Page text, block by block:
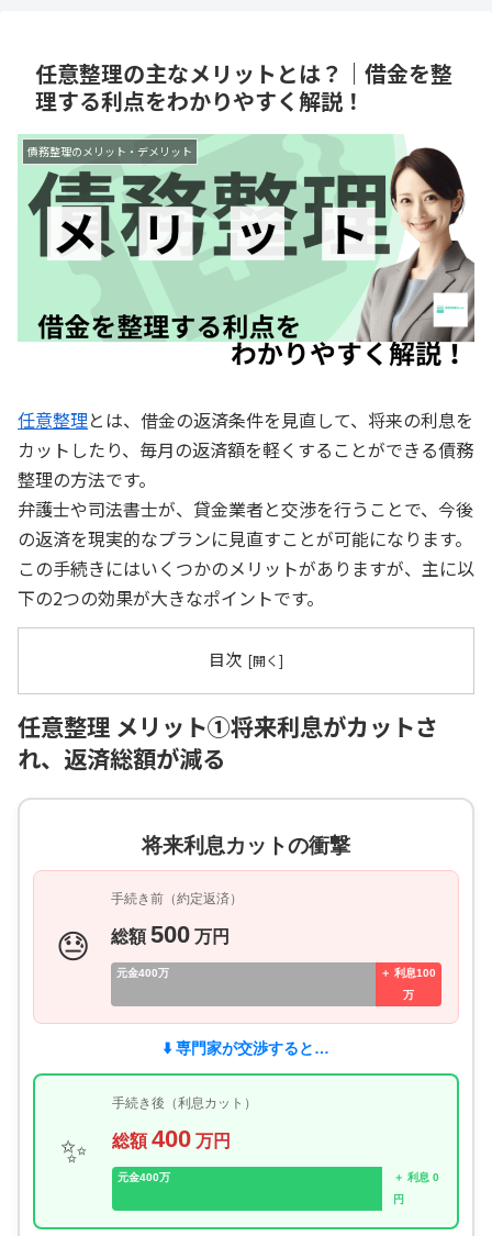
任意整理の主なメリットとは？｜借金を整
理する利点をわかりやすく解説！
債務整理のメリット・デメリット
任意整理とは、借金の返済条件を見直して、将来の利息を
カットしたり、毎月の返済額を軽くすることができる債務
整理の方法です。
弁護士や司法書士が、貸金業者と交渉を行うことで、今後
の返済を現実的なプランに見直すことが可能になります。
この手続きにはいくつかのメリットがありますが、主に以
下の2つの効果が大きなポイントです。
目次
任意整理 メリット①将来利息がカットさ
れ、返済総額が減る
将来利息カットの衝撃
😓
手続き前（約定返済）
総額500 万円
元金400万
＋ 利息100
万
⬇️ 専門家が交渉すると…
100万円 減額!!
✨
手続き後（利息カット）
総額400 万円
元金400万
＋ 利息 0
円